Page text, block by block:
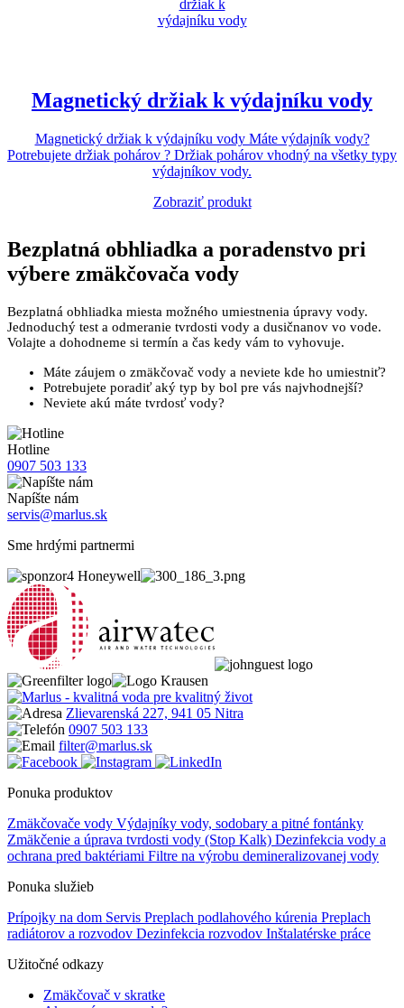
Magnetický držiak k výdajníku vody
Magnetický držiak k výdajníku vody Máte výdajník vody?
Potrebujete držiak pohárov ? Držiak pohárov vhodný na všetky typy
výdajníkov vody.
Zobraziť produkt
Bezplatná obhliadka a poradenstvo pri
výbere zmäkčovača vody
Bezplatná obhliadka miesta možného umiestnenia úpravy vody.
Jednoduchý test a odmeranie tvrdosti vody a dusičnanov vo vode.
Volajte a dohodneme si termín a čas kedy vám to vyhovuje.
Máte záujem o zmäkčovač vody a neviete kde ho umiestniť?
Potrebujete poradiť aký typ by bol pre vás najvhodnejší?
Neviete akú máte tvrdosť vody?
Hotline
0907 503 133
Napíšte nám
servis@marlus.sk
Sme hrdými partnermi
Zlievarenská 227, 941 05 Nitra
0907 503 133
filter@marlus.sk
Ponuka produktov
Zmäkčovače vody Výdajníky vody, sodobary a pitné fontánky
Zmäkčenie a úprava tvrdosti vody (Stop Kalk) Dezinfekcia vody a
ochrana pred baktériami Filtre na výrobu demineralizovanej vody
Ponuka služieb
Prípojky na dom Servis Preplach podlahového kúrenia Preplach
radiátorov a rozvodov Dezinfekcia rozvodov Inštalatérske práce
Užitočné odkazy
Zmäkčovač v skratke